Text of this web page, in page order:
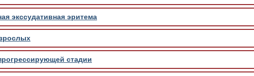
экссудативная эритема
стадии